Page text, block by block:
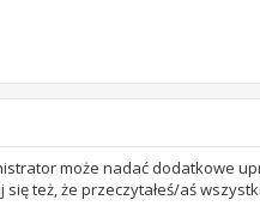
może nadać dodatkowe
też, że przeczytałeś/aś